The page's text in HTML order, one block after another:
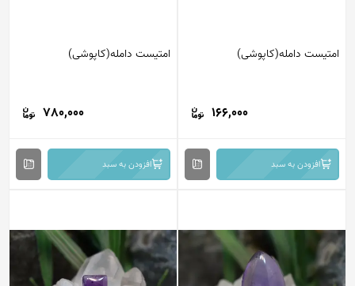
امتیست دامله(کاپوشی)
166,000
افزودن به سبد
امتیست دامله(کاپوشی)
780,000
افزودن به سبد